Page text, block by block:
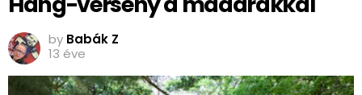
by Babák Z
13 éve